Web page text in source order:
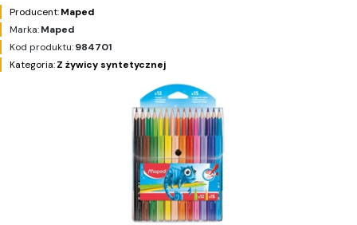
Producent:Maped
Marka:Maped
Kod produktu:984701
Kategoria:Z żywicy syntetycznej